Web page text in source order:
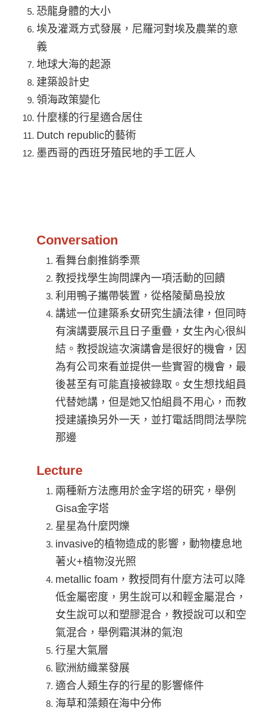
恐龍身體的大小
埃及灌溉方式發展，尼羅河對埃及農業的意
義
地球大海的起源
建築設計史
領海政策變化
什麼樣的行星適合居住
Dutch republic的藝術
墨西哥的西班牙殖民地的手工匠人
Conversation
看舞台劇推銷季票
教授找學生詢問課內一項活動的回饋
利用鴨子攜帶裝置，從格陵蘭島投放
講述一位建築系女研究生讀法律，但同時
有演講要展示且日子重疊，女生內心很糾
結。教授說這次演講會是很好的機會，因
為有公司來看並提供一些實習的機會，最
後甚至有可能直接被錄取。女生想找組員
代替她講，但是她又怕組員不用心，而教
授建議換另外一天，並打電話問問法學院
那邊
Lecture
兩種新方法應用於金字塔的研究，舉例
Gisa金字塔
星星為什麼閃爍
invasive的植物造成的影響，動物棲息地
著火+植物沒光照
metallic foam ，教授問有什麼方法可以降
低金屬密度，男生說可以和輕金屬混合，
女生說可以和塑膠混合，教授說可以和空
氣混合，舉例霜淇淋的氣泡
行星大氣層
歐洲紡織業發展
適合人類生存的行星的影響條件
海草和藻類在海中分佈